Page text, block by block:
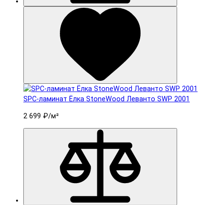
SPC-ламинат Ëлка StoneWood Леванто SWP 2001
2 699 ₽/м²